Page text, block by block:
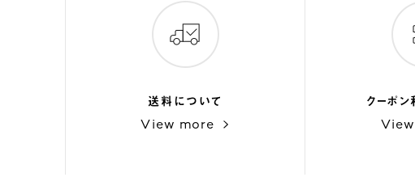
送料について
View more
クーポ